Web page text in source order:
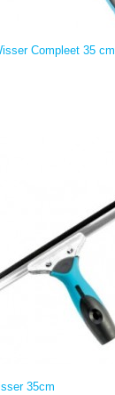
Compleet 35 cm
35cm